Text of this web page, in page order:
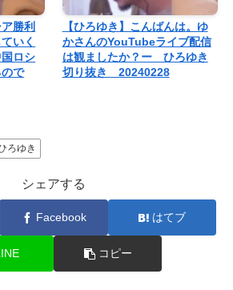
勝利
いく
ロシ
で
【ひろゆき】こんばんは。ゆ
かさんのYouTubeライブ配信
は観ましたか？ー ひろゆき
切り抜き 20240228
ろゆき
シェアする
Facebook はてブ
コピー